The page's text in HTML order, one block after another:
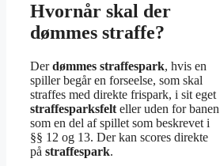
Hvornår skal der
dømmes straffe?
Derdømmes straffespark, hvis en
spiller begår en forseelse, som skal
straffes med direkte frispark, i sit eget
straffesparksfelt eller uden for banen
som en del af spillet som beskrevet i
§§ 12 og 13. Der kan scores direkte
på straffespark.